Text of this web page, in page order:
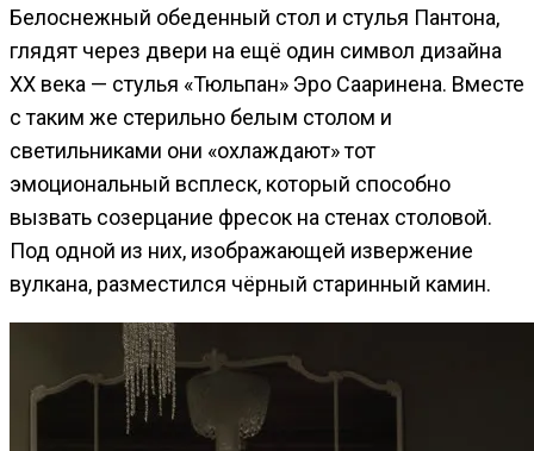
Белоснежный обеденный стол и стулья Пантона,
глядят через двери на ещё один символ дизайна
XX века — стулья «Тюльпан» Эро Сааринена. Вместе
с таким же стерильно белым столом и
светильниками они «охлаждают» тот
эмоциональный всплеск, который способно
вызвать созерцание фресок на стенах столовой.
Под одной из них, изображающей извержение
вулкана, разместился чёрный старинный камин.